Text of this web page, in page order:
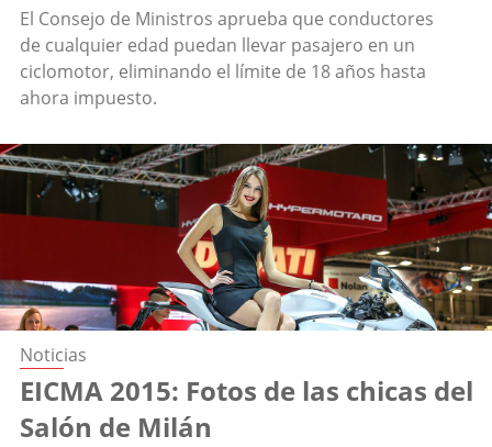
El Consejo de Ministros aprueba que conductores
de cualquier edad puedan llevar pasajero en un
ciclomotor, eliminando el límite de 18 años hasta
ahora impuesto.
Noticias
EICMA 2015: Fotos de las chicas del
Salón de Milán